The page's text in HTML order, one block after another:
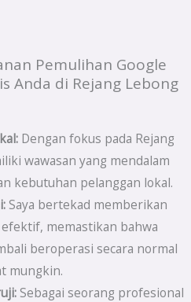
Pemulihan Google
Anda di Rejang Lebong
Dengan fokus pada Rejang
wawasan yang mendalam
kebutuhan pelanggan lokal.
Saya bertekad memberikan
memastikan bahwa
beroperasi secara normal
mungkin.
Sebagai seorang profesional